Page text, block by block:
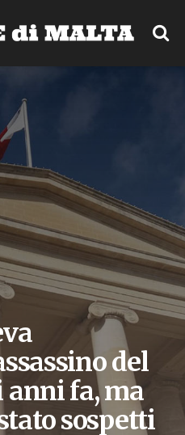
del
anni fa, ma
sospetti